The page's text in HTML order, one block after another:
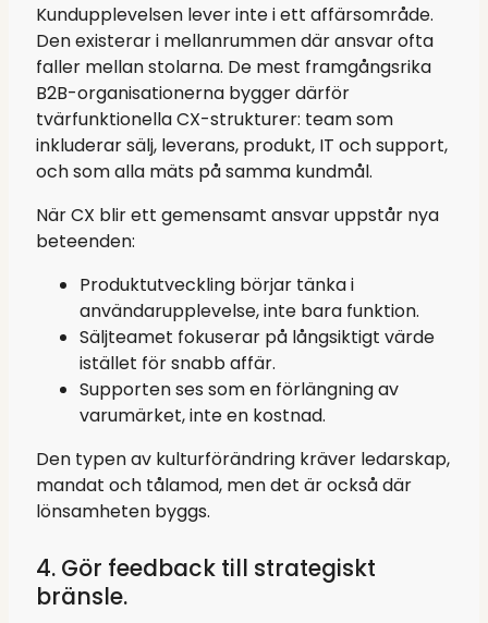
Kundupplevelsen lever inte i ett affärsområde.
Den existerar i mellanrummen där ansvar ofta
faller mellan stolarna. De mest framgångsrika
B2B-organisationerna bygger därför
tvärfunktionella CX-strukturer: team som
inkluderar sälj, leverans, produkt, IT och support,
och som alla mäts på samma kundmål.
När CX blir ett gemensamt ansvar uppstår nya
beteenden:
Produktutveckling börjar tänka i
användarupplevelse, inte bara funktion.
Säljteamet fokuserar på långsiktigt värde
istället för snabb affär.
Supporten ses som en förlängning av
varumärket, inte en kostnad.
Den typen av kulturförändring kräver ledarskap,
mandat och tålamod, men det är också där
lönsamheten byggs.
4. Gör feedback till strategiskt
bränsle.